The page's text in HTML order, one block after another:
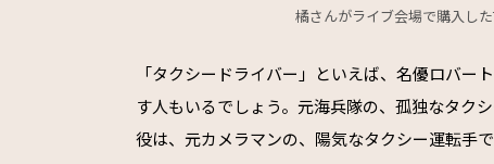
橘さんがライブ会場で購入し
「タクシードライバー」といえば、名優ロバー
す人もいるでしょう。元海兵隊の、孤独なタク
役は、元カメラマンの、陽気なタクシー運転手で